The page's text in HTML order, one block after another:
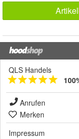
QLS Handels
Anrufen
Merken
Impressum